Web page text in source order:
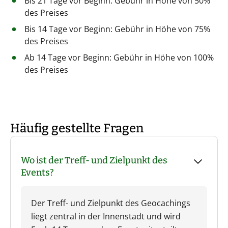
des Preises
Bis 14 Tage vor Beginn: Gebühr in Höhe von 75%
des Preises
Ab 14 Tage vor Beginn: Gebühr in Höhe von 100%
des Preises
Häufig gestellte Fragen
Wo ist der Treff- und Zielpunkt des
Events?
Der Treff- und Zielpunkt des Geocachings
liegt zentral in der Innenstadt und wird